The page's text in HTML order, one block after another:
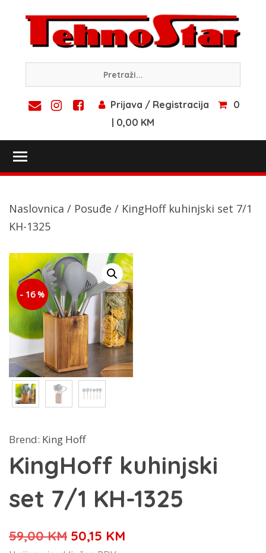
content
Prijava / Registracija
0
| 0,00 KM
Naslovnica / Posuđe / KingHoff kuhinjski set 7/1
KH-1325
- 16 %
Brend: King Hoff
KingHoff kuhinjski
set 7/1 KH-1325
59,00KM Izvorna
50,15 KM